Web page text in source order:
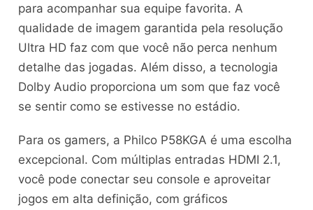
para acompanhar sua equipe favorita. A
qualidade de imagem garantida pela resolução
Ultra HD faz com que você não perca nenhum
detalhe das jogadas. Além disso, a tecnologia
Dolby Audio proporciona um som que faz você
se sentir como se estivesse no estádio.
Para os gamers, a Philco P58KGA é uma escolha
excepcional. Com múltiplas entradas HDMI 2.1,
você pode conectar seu console e aproveitar
jogos em alta definição, com gráficos